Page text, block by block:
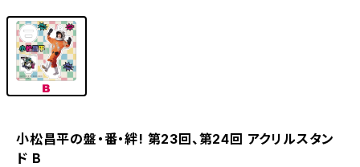
小松昌平の盤・番・絆! 第23回、第24回 アクリルスタン
ド B